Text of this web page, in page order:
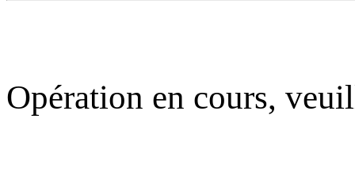
Opération en cours,